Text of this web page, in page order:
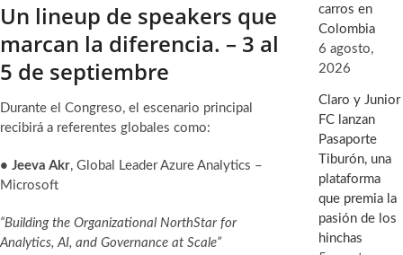
Un lineup de speakers que
marcan la diferencia. – 3 al
5 de septiembre
Durante el Congreso, el escenario principal
recibirá a referentes globales como:
• Jeeva Akr, Global Leader Azure Analytics –
Microsoft
“Building the Organizational NorthStar for
Analytics, AI, and Governance at Scale”
carros en
Colombia
6 agosto,
2026
Claro y Junior
FC lanzan
Pasaporte
Tiburón, una
plataforma
que premia la
pasión de los
hinchas